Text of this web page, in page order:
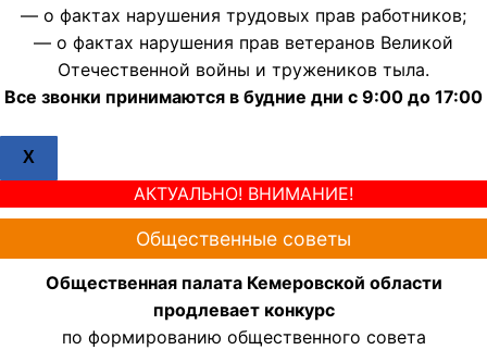
— о фактах нарушения трудовых прав работников;
— о фактах нарушения прав ветеранов Великой
Отечественной войны и тружеников тыла.
Все звонки принимаются в будние дни с 9:00 до 17:00
X
АКТУАЛЬНО! ВНИМАНИЕ!
Общественные советы
Общественная палата Кемеровской области
продлевает конкурс
по формированию общественного совета